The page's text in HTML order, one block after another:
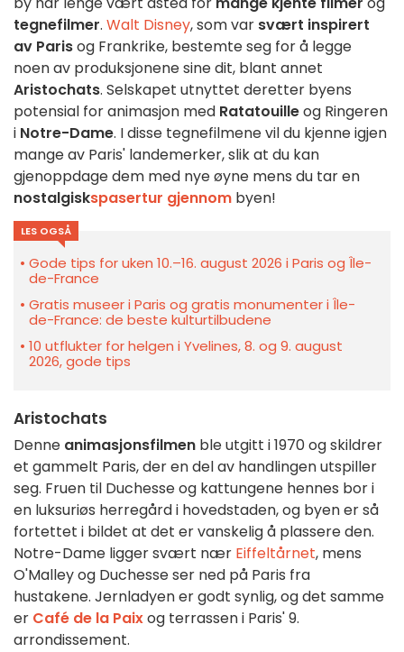
tegnefilmer. Walt Disney, som var svært inspirert
av Parisog Frankrike, bestemte seg for å legge
noen av produksjonene sine dit, blant annet
Aristochats. Selskapet utnyttet deretter byens
potensial for animasjon med Ratatouilleog Ringeren
i Notre-Dame. I disse tegnefilmene vil du kjenne igjen
mange av Paris' landemerker, slik at du kan
gjenoppdage dem med nye øyne mens du tar en
nostalgiskspasertur gjennom byen!
LES OGSÅ
Gode tips for uken 10.–16. august 2026 i Paris og Île-
de-France
Gratis museer i Paris og gratis monumenter i Île-
de-France: de beste kulturtilbudene
10 utflukter for helgen i Yvelines, 8. og 9. august
2026, gode tips
Aristochats
Denne animasjonsfilmen ble utgitt i 1970 og skildrer
et gammelt Paris, der en del av handlingen utspiller
seg. Fruen til Duchesse og kattungene hennes bor i
en luksuriøs herregård i hovedstaden, og byen er så
fortettet i bildet at det er vanskelig å plassere den.
Notre-Dame ligger svært nær Eiffeltårnet, mens
O'Malley og Duchesse ser ned på Paris fra
hustakene. Jernladyen er godt synlig, og det samme
er Café de la Paixog terrassen i Paris' 9.
arrondissement.